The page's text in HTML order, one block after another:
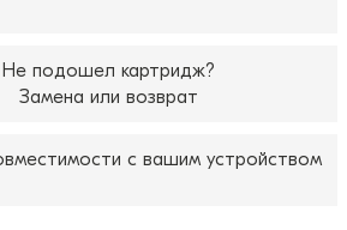
Не подошел картридж?
Замена или возврат
с вашим устройством